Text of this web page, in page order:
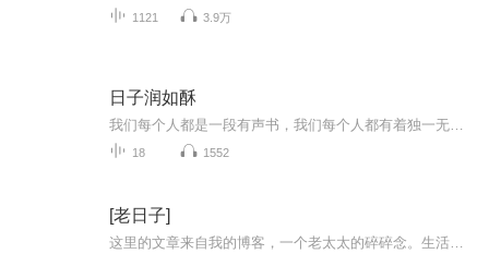
1121 3.9万
日子润如酥
18 1552
[老日子]